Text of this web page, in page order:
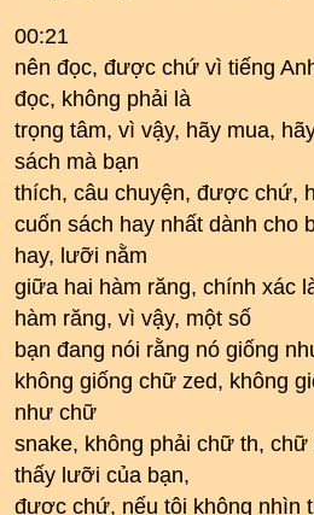
00:21
nên đọc, được chứ vì tiếng
đọc, không phải là
trọng tâm, vì vậy, hãy mua,
sách mà bạn
thích, câu chuyện, được chứ,
cuốn sách hay nhất dành cho
hay, lưỡi nằm
giữa hai hàm răng, chính xác
hàm răng, vì vậy, một số
bạn đang nói rằng nó giống
không giống chữ zed, không
như chữ
snake, không phải chữ th, chữ
thấy lưỡi của bạn,
được chứ, nếu tôi không nhìn